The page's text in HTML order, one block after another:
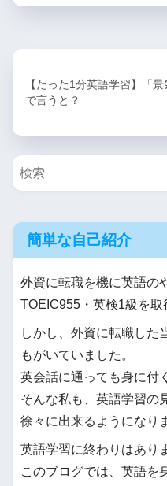
【たった1分英語学習】「
で言うと？
簡単な自己紹介
外資に転職を機に英語の
TOEIC955・英検1級を取
しかし、外資に転職した
もがいていました。
英会話に通っても身に付
そんな私も、英語学習の
徐々に出来るようになり
英語学習に終わりはあり
このブログでは、英語を